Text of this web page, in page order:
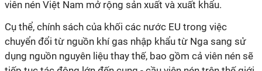
viên nén Việt Nam mở rộng sản xuất và xuất khẩu.
Cụ thể, chính sách của khối các nước EU trong việc
chuyển đổi từ nguồn khí gas nhập khẩu từ Nga sang sử
dụng nguồn nguyên liệu thay thế, bao gồm cả viên nén sẽ